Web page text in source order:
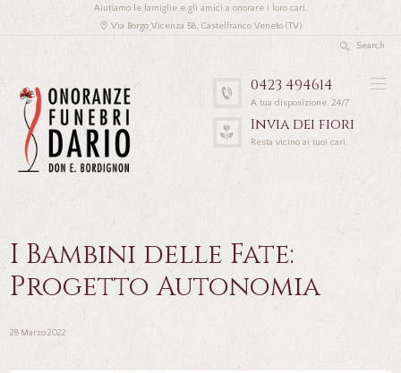
Aiutiamo le famiglie e gli amici a onorare i loro cari.
Via Borgo Vicenza 58, Castelfranco Veneto (TV)
0423 494614
A tua disposizione. 24/7
Invia dei fiori
Resta vicino ai tuoi cari.
I Bambini delle Fate:
Progetto Autonomia
28 Marzo 2022